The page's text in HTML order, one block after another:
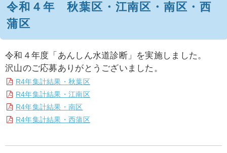
令和４年 秋葉区・江南区・南区・西
蒲区
令和４年度「あんしん水道診断」を実施しました。
沢山のご応募ありがとうございました。
R4年集計結果・秋葉区
R4年集計結果・江南区
R4年集計結果・南区
R4年集計結果・西蒲区